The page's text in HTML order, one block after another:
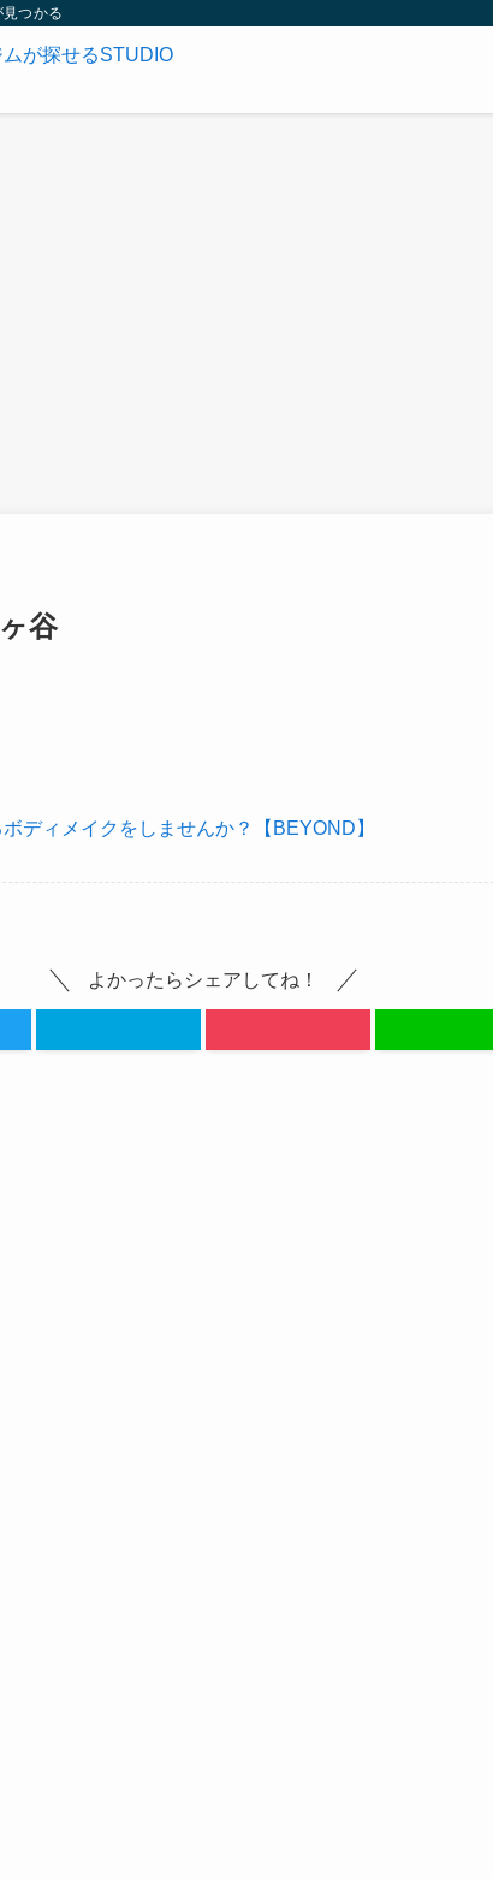
つかる
谷
ディメイクをしませんか？【BEYOND】
よかったらシェアしてね！